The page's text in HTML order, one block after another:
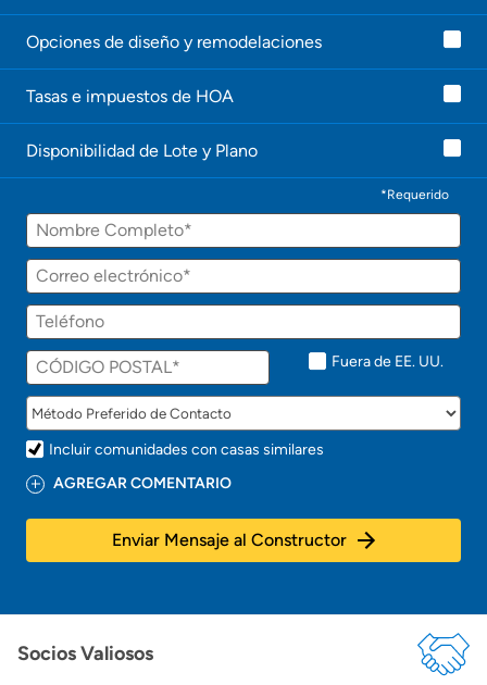
e
c
t
r
á
r
n
t
!
Opciones de diseño y remodelaciones
Tasas e impuestos de HOA
Disponibilidad de Lote y Plano
*Requerido
Nombre
Correo
electrónico
Teléfono
Fuera de EE. UU.
Incluir comunidades con casas similares
AGREGAR COMENTARIO
Enviar Mensaje al Constructor
Socios Valiosos